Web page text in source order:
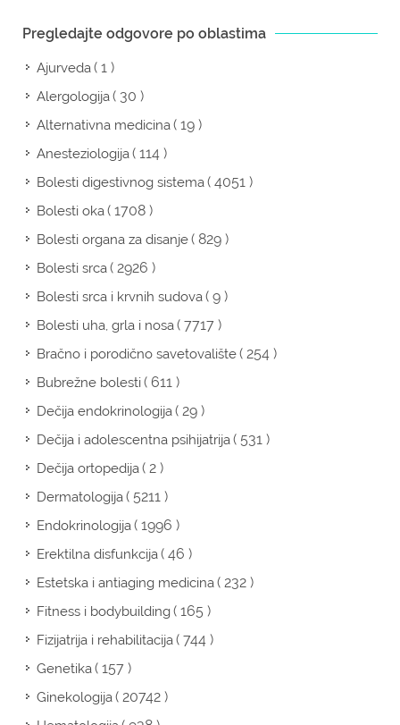
Pregledajte odgovore po oblastima
Ajurveda( 1 )
Alergologija( 30 )
Alternativna medicina( 19 )
Anesteziologija( 114 )
Bolesti digestivnog sistema( 4051 )
Bolesti oka( 1708 )
Bolesti organa za disanje( 829 )
Bolesti srca( 2926 )
Bolesti srca i krvnih sudova( 9 )
Bolesti uha, grla i nosa( 7717 )
Bračno i porodično savetovalište( 254 )
Bubrežne bolesti( 611 )
Dečija endokrinologija( 29 )
Dečija i adolescentna psihijatrija( 531 )
Dečija ortopedija( 2 )
Dermatologija( 5211 )
Endokrinologija( 1996 )
Erektilna disfunkcija( 46 )
Estetska i antiaging medicina( 232 )
Fitness i bodybuilding( 165 )
Fizijatrija i rehabilitacija( 744 )
Genetika( 157 )
Ginekologija( 20742 )